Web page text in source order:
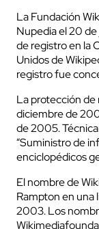
La Fundación
Nupedia el 20
de registro en la
Unidos de
registro fue
La protección de
diciembre de
de 2005.
“Suministro de
enciclopédicos
El nombre de
Rampton en una
2003. Los